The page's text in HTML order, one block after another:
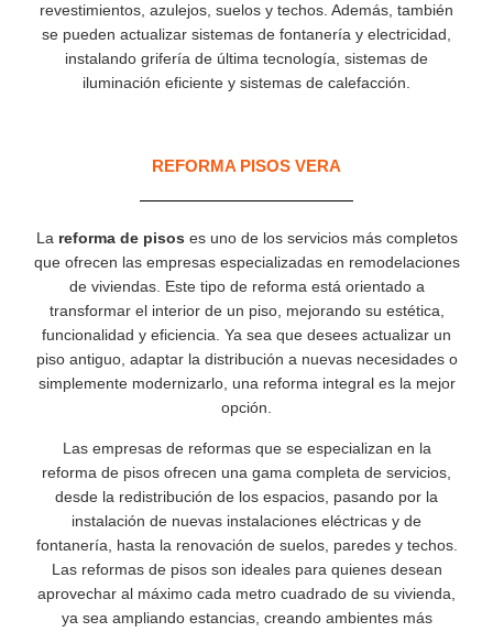
revestimientos, azulejos, suelos y techos. Además, también
se pueden actualizar sistemas de fontanería y electricidad,
instalando grifería de última tecnología, sistemas de
iluminación eficiente y sistemas de calefacción.
REFORMA PISOS VERA
La reforma de pisos es uno de los servicios más completos
que ofrecen las empresas especializadas en remodelaciones
de viviendas. Este tipo de reforma está orientado a
transformar el interior de un piso, mejorando su estética,
funcionalidad y eficiencia. Ya sea que desees actualizar un
piso antiguo, adaptar la distribución a nuevas necesidades o
simplemente modernizarlo, una reforma integral es la mejor
opción.
Las empresas de reformas que se especializan en la
reforma de pisos ofrecen una gama completa de servicios,
desde la redistribución de los espacios, pasando por la
instalación de nuevas instalaciones eléctricas y de
fontanería, hasta la renovación de suelos, paredes y techos.
Las reformas de pisos son ideales para quienes desean
aprovechar al máximo cada metro cuadrado de su vivienda,
ya sea ampliando estancias, creando ambientes más